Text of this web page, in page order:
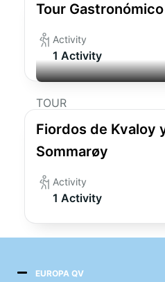
Tour
Activity
1 Activity
TOUR
Fiordos de Kvaloy
Sommarøy
Activity
1 Activity
EUROPA QV